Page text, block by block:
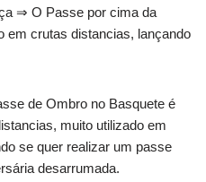
⇒ O Passe por cima da
em crutas distancias, lançando
de Ombro no Basquete é
muito utilizado em
se quer realizar um passe
desarrumada.